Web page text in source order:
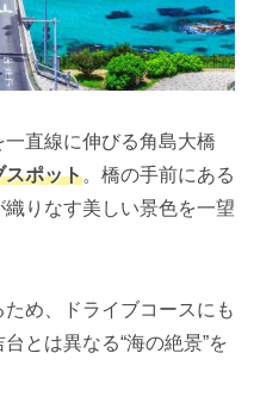
直線に伸びる角島大橋
スポット。橋の手前にある
りなす美しい景色を一望
め、ドライブコースにも
とは異なる“海の絶景”を